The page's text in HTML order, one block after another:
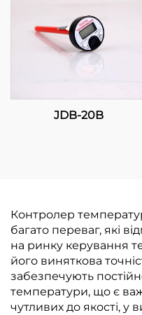
застосунків
JDB-20B
Контролер
багато переваг, які
на ринку керування
його виняткова
забезпечують
температури, що є
чутливих до якості, у